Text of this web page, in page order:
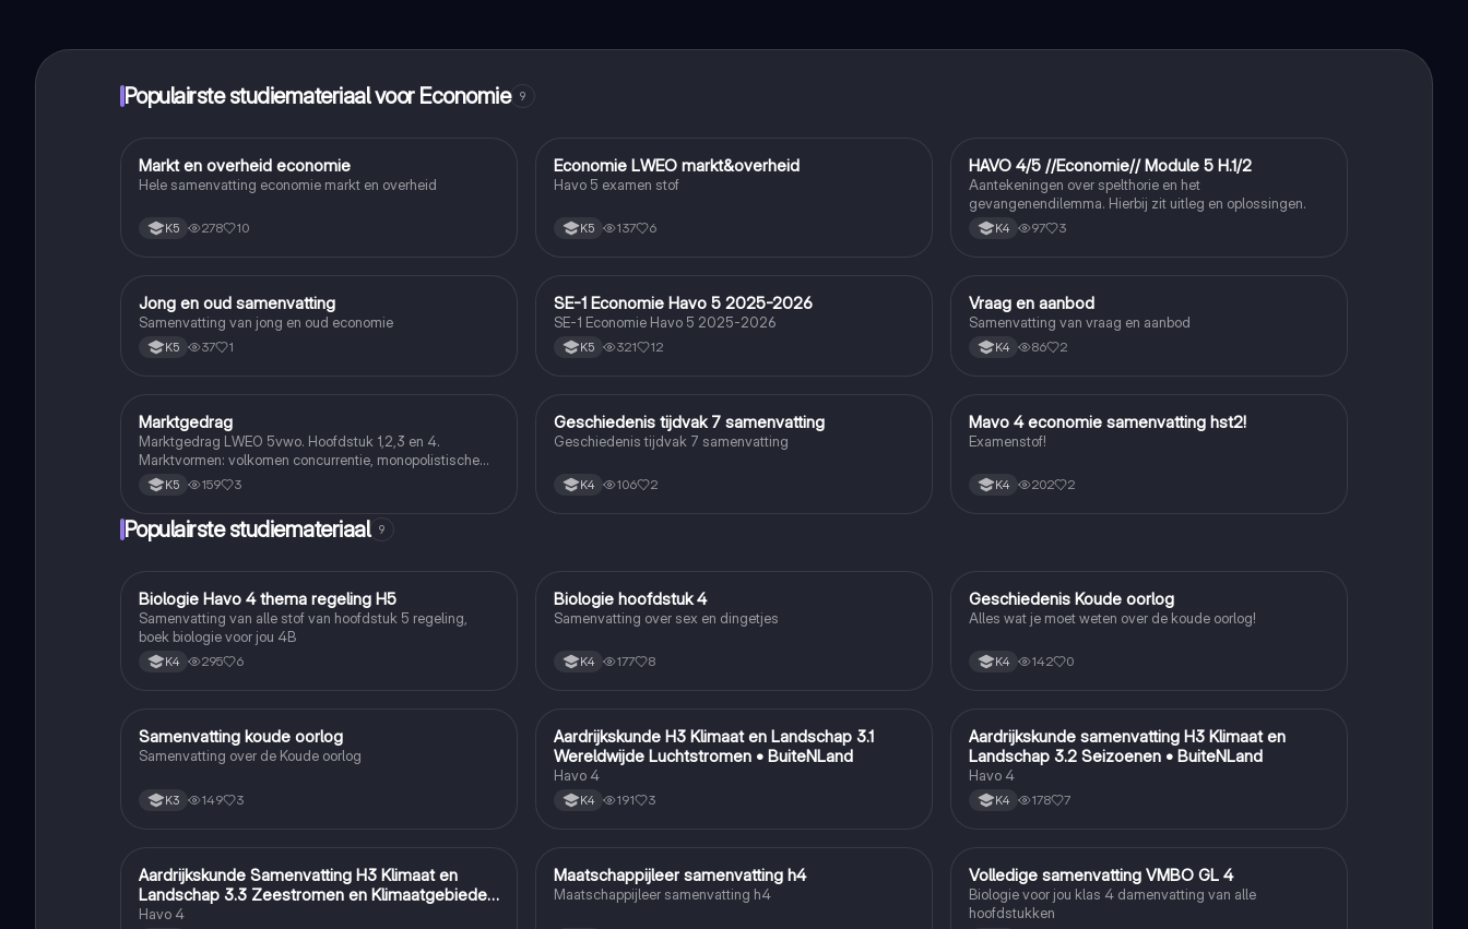
Populairste studiemateriaal voor Economie 9
Economie
Markt en overheid economie
Hele samenvatting economie markt en overheid
K5 278 10
Economie
Economie LWEO markt&overheid
Havo 5 examen stof
K5 137 6
Economie
HAVO 4/5 //Economie// Module 5 H.1/2
Aantekeningen over spelthorie en het
gevangenendilemma. Hierbij zit uitleg en oplossingen.
K4 97 3
Economie
Jong en oud samenvatting
Samenvatting van jong en oud economie
K5 37 1
Economie
SE-1 Economie Havo 5 2025-2026
SE-1 Economie Havo 5 2025-2026
K5 321 12
Economie
Vraag en aanbod
Samenvatting van vraag en aanbod
K4 86 2
Economie
Marktgedrag
Marktgedrag LWEO 5vwo. Hoofdstuk 1,2,3 en 4.
Marktvormen: volkomen concurrentie, monopolistische
concurrentie, oligopolie en monopolie
K5 159 3
Economie
Geschiedenis tijdvak 7 samenvatting
Geschiedenis tijdvak 7 samenvatting
K4 106 2
Economie
Mavo 4 economie samenvatting hst2!
Examenstof!
K4 202 2
Populairste studiemateriaal 9
Biologie
Biologie Havo 4 thema regeling H5
Samenvatting van alle stof van hoofdstuk 5 regeling,
boek biologie voor jou 4B
K4 295 6
Biologie
Biologie hoofdstuk 4
Samenvatting over sex en dingetjes
K4 177 8
Geschiedenis
Geschiedenis Koude oorlog
Alles wat je moet weten over de koude oorlog!
K4 142 0
Geschiedenis
Samenvatting koude oorlog
Samenvatting over de Koude oorlog
K3 149 3
Aardrijkskunde
Aardrijkskunde H3 Klimaat en Landschap 3.1
Wereldwijde Luchtstromen • BuiteNLand
Havo 4
K4 191 3
Aardrijkskunde
Aardrijkskunde samenvatting H3 Klimaat en
Landschap 3.2 Seizoenen • BuiteNLand
Havo 4
K4 178 7
Aardrijkskunde
Aardrijkskunde Samenvatting H3 Klimaat en
Landschap 3.3 Zeestromen en Klimaatgebieden
• BuiteNLand
Havo 4
Maatschappijleer
Maatschappijleer samenvatting h4
Maatschappijleer samenvatting h4
Biologie
Volledige samenvatting VMBO GL 4
Biologie voor jou klas 4 damenvatting van alle
hoofdstukken